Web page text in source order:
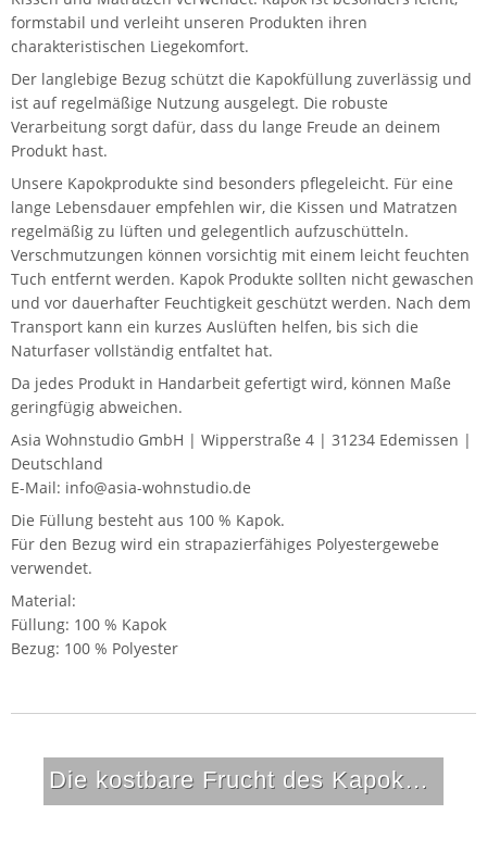
formstabil und verleiht unseren Produkten ihren
charakteristischen Liegekomfort.
Der langlebige Bezug schützt die Kapokfüllung zuverlässig und
ist auf regelmäßige Nutzung ausgelegt. Die robuste
Verarbeitung sorgt dafür, dass du lange Freude an deinem
Produkt hast.
Unsere Kapokprodukte sind besonders pflegeleicht. Für eine
lange Lebensdauer empfehlen wir, die Kissen und Matratzen
regelmäßig zu lüften und gelegentlich aufzuschütteln.
Verschmutzungen können vorsichtig mit einem leicht feuchten
Tuch entfernt werden. Kapok Produkte sollten nicht gewaschen
und vor dauerhafter Feuchtigkeit geschützt werden. Nach dem
Transport kann ein kurzes Auslüften helfen, bis sich die
Naturfaser vollständig entfaltet hat.
Da jedes Produkt in Handarbeit gefertigt wird, können Maße
geringfügig abweichen.
Asia Wohnstudio GmbH | Wipperstraße 4 | 31234 Edemissen |
Deutschland
E-Mail: info@asia-wohnstudio.de
Die Füllung besteht aus 100 % Kapok.
Für den Bezug wird ein strapazierfähiges Polyestergewebe
verwendet.
Material:
Füllung: 100 % Kapok
Bezug: 100 % Polyester
Die kostbare Frucht des Kapokbaumes